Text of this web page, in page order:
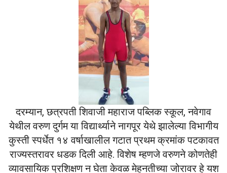
दरम्यान, छत्रपती शिवाजी महाराज पब्लिक स्कूल, नवेगाव
येथील वरुण दुर्गम या विद्यार्थ्याने नागपूर येथे झालेल्या विभागीय
कुस्ती स्पर्धेत १४ वर्षाखालील गटात प्रथम क्रमांक पटकावत
राज्यस्तरावर धडक दिली आहे. विशेष म्हणजे वरुणने कोणतेही
व्यावसायिक प्रशिक्षण न घेता केवळ मेहनतीच्या जोरावर हे यश